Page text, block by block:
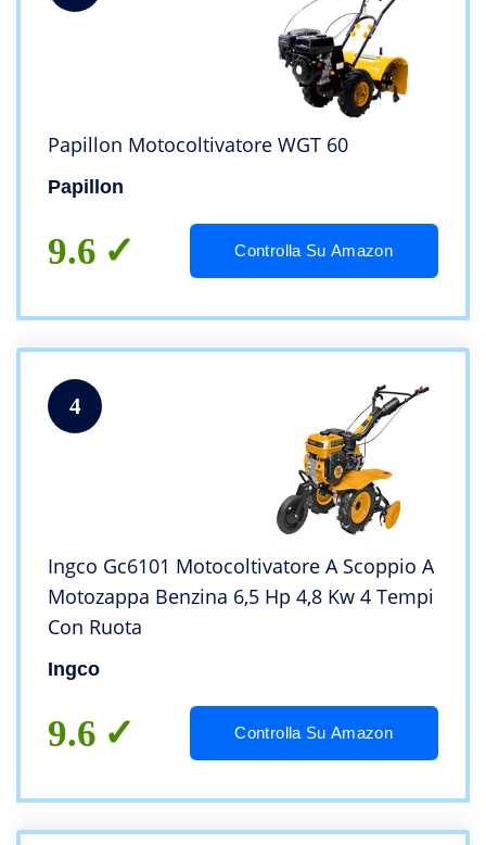
Papillon Motocoltivatore WGT 60
Papillon
9.6 Controlla Su Amazon
4
Ingco Gc6101 Motocoltivatore A Scoppio A
Motozappa Benzina 6,5 Hp 4,8 Kw 4 Tempi
Con Ruota
Ingco
9.6 Controlla Su Amazon